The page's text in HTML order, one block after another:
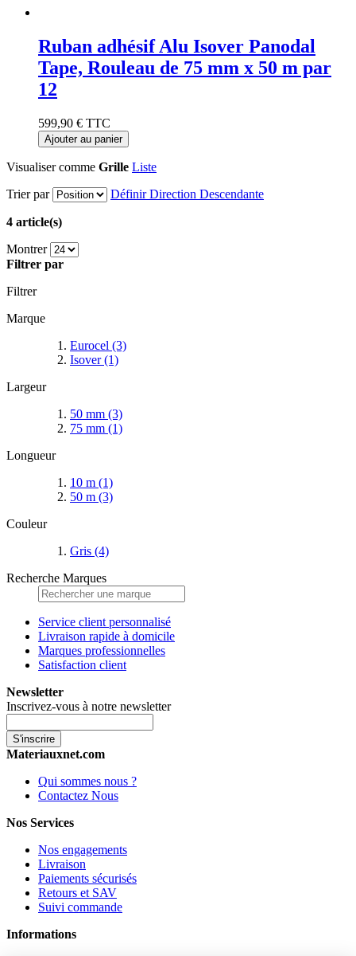
Ruban adhésif Alu Isover Panodal
Tape, Rouleau de 75 mm x 50 m par
12
599,90 € TTC
Ajouter au panier
Visualiser comme Grille Liste
Trier par
Définir Direction Descendante
4 article(s)
Montrer
Filtrer par
Filtrer
Marque
Eurocel (3)
Isover(1)
Largeur
50 mm (3)
75 mm (1)
Longueur
10 m (1)
50 m (3)
Couleur
Gris (4)
Recherche Marques
Service client personnalisé
Livraison rapide à domicile
Marques professionnelles
Satisfaction client
Newsletter
Inscrivez-vous à notre newsletter
S'inscrire
Materiauxnet.com
Qui sommes nous ?
Contactez Nous
Nos Services
Nos engagements
Livraison
Paiements sécurisés
Retours et SAV
Suivi commande
Informations